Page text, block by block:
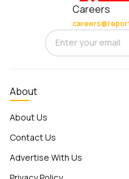
Careers
About
About Us
Contact Us
Advertise With Us